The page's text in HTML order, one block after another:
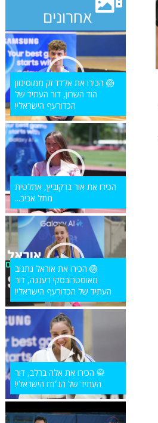
אחרונים
🏐 הכירו את אלדד זק ממוסינזון
הוד השרון, דור העתיד של
הכדורעף הישראלי!
הכירו את אור ברקוביץ, אתלטית
מתל אביב...
🏐 הכירו את אוראל נתנוב
מאוסטרובסקי רעננה, דור
העתיד של הכדורעף הישראלי!
🥋 הכירו את אלה ברלב, דור
העתיד של הג׳ודו הישראלי!